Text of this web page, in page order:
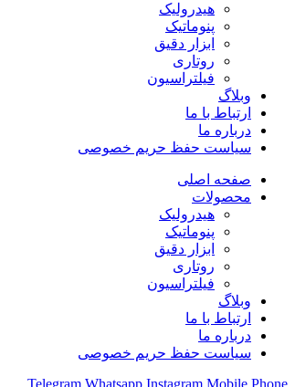
هیدرولیک
پنوماتیک
ابزار دقیق
روتاری
فیلتراسیون
وبلاگ
ارتباط با ما
درباره ما
سیاست حفظ حریم خصوصی
صفحه اصلی
محصولات
هیدرولیک
پنوماتیک
ابزار دقیق
روتاری
فیلتراسیون
وبلاگ
ارتباط با ما
درباره ما
سیاست حفظ حریم خصوصی
Telegram Whatsapp Instagram Mobile Phone